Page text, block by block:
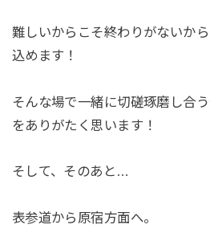
難しいからこそ終わりがないか
込めます！
そんな場で一緒に切磋琢磨し合
をありがたく思います！
そして、そのあと…
表参道から原宿方面へ。